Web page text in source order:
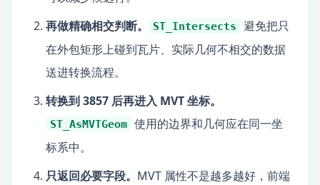
再做精确相交判断。
ST_Intersects
避免把只
在外包矩形上碰到瓦片、实际几何不相交的数据
送进转换流程。
转换到 3857 后再进入 MVT 坐标。
ST_AsMVTGeom 使用的边界和几何应在同一坐
标系中。
只返回必要字段。 MVT 属性不是越多越好，前端